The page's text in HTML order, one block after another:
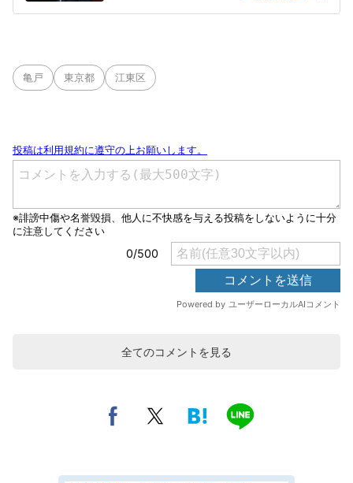
亀戸 東京都 江東区
全てのコメントを見る